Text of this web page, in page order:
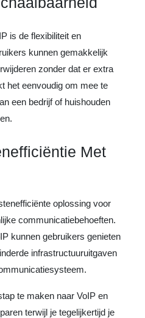
is de flexibiliteit en
kunnen gemakkelijk
zonder dat er extra
het eenvoudig om mee te
een bedrijf of huishouden
Met
oplossing voor
communicatiebehoeften.
kunnen gebruikers genieten
infrastructuuruitgaven
te maken naar VoIP en
terwijl je tegelijkertijd je